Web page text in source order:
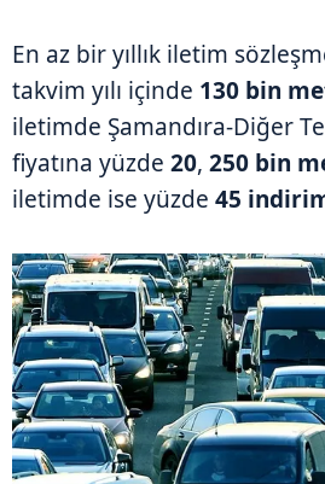
En az bir yıllık iletim
takvim yılı içinde 130 bin
iletimde Şamandıra-Diğer
fiyatına yüzde 20, 250 bin
iletimde ise yüzde 45